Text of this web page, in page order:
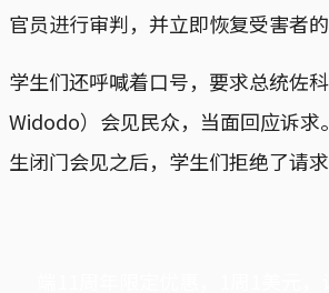
官员进行审判，并立即恢复受害者的
学生们还呼喊着口号，要求总统佐
Widodo）会见民众，当面回应诉求
生闭门会见之后，学生们拒绝了请求